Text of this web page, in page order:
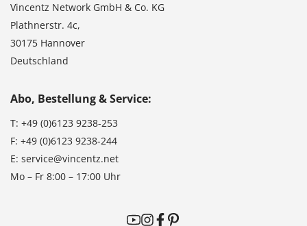
Vincentz Network GmbH & Co. KG
Plathnerstr. 4c,
30175 Hannover
Deutschland
Abo, Bestellung & Service:
T: +49 (0)6123 9238-253
F: +49 (0)6123 9238-244
E: service@vincentz.net
Mo – Fr 8:00 – 17:00 Uhr